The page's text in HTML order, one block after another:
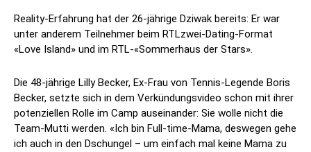
Reality-Erfahrung hat der 26-jährige Dziwak bereits: Er war
unter anderem Teilnehmer beim RTLzwei-Dating-Format
«Love Island» und im RTL-«Sommerhaus der Stars».
Die 48-jährige Lilly Becker, Ex-Frau von Tennis-Legende Boris
Becker, setzte sich in dem Verkündungsvideo schon mit ihrer
potenziellen Rolle im Camp auseinander: Sie wolle nicht die
Team-Mutti werden. «Ich bin Full-time-Mama, deswegen gehe
ich auch in den Dschungel – um einfach mal keine Mama zu